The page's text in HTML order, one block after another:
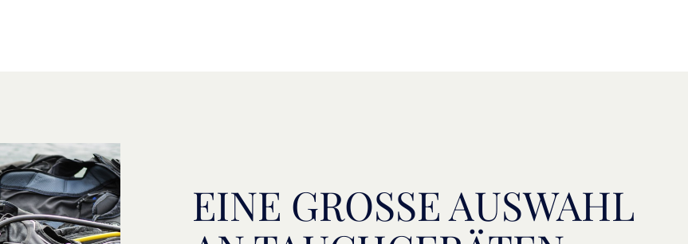
EINE GROSSE AUSWAHL A